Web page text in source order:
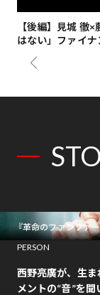
【後編】見城 徹
はない」ファイナ
『革命のファンファ
PERSON
西野亮廣が、生
メントの“音”を聞